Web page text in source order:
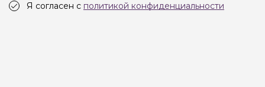
Я согласен с политикой конфиденциальности